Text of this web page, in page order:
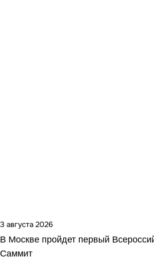
3 августа 2026
В Москве пройдет первый
Саммит